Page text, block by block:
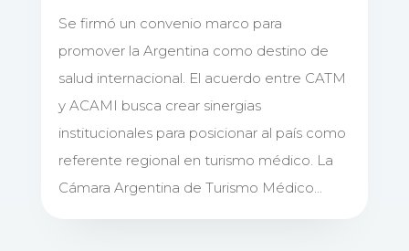
Se firmó un convenio marco para
promover la Argentina como destino de
salud internacional. El acuerdo entre CATM
y ACAMI busca crear sinergias
institucionales para posicionar al país como
referente regional en turismo médico. La
Cámara Argentina de Turismo Médico...